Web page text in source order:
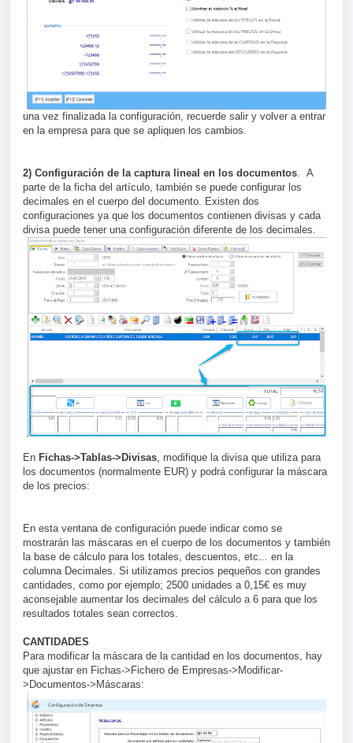
una vez finalizada la configuración, recuerde salir y volver a entrar
en la empresa para que se apliquen los cambios.
2) Configuración de la captura lineal en los documentos . A
parte de la ficha del artículo, también se puede configurar los
decimales en el cuerpo del documento. Existen dos
configuraciones ya que los documentos contienen divisas y cada
divisa puede tener una configuración diferente de los decimales.
En Fichas->Tablas->Divisas, modifique la divisa que utiliza para
los documentos (normalmente EUR) y podrá configurar la máscara
de los precios:
En esta ventana de configuración puede indicar como se
mostrarán las máscaras en el cuerpo de los documentos y también
la base de cálculo para los totales, descuentos, etc... en la
columna Decimales. Si utilizamos precios pequeños con grandes
cantidades, como por ejemplo; 2500 unidades a 0,15€ es muy
aconsejable aumentar los decimales del cálculo a 6 para que los
resultados totales sean correctos.
CANTIDADES
Para modificar la máscara de la cantidad en los documentos, hay
que ajustar en Fichas->Fichero de Empresas->Modificar-
>Documentos->Máscaras: